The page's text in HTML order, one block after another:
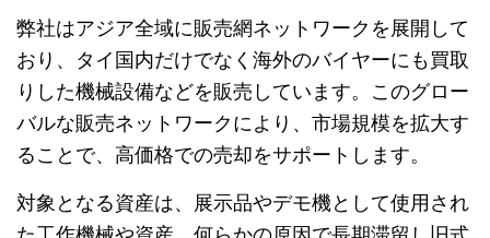
弊社はアジア全域に販売網ネットワークを展開して
おり、タイ国内だけでなく海外のバイヤーにも買取
りした機械設備などを販売しています。このグロー
バルな販売ネットワークにより、市場規模を拡大す
ることで、高価格での売却をサポートします。
対象となる資産は、展示品やデモ機として使用され